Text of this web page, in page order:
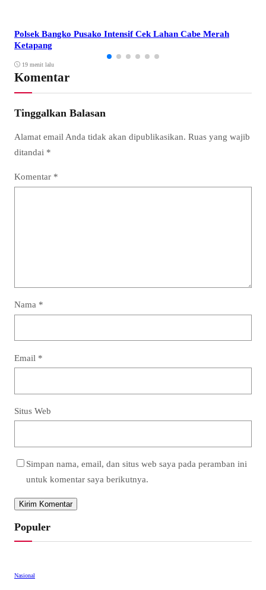
Polsek Bangko Pusako Intensif Cek Lahan Cabe Merah
Ketapang
19 menit lalu
Komentar
Tinggalkan Balasan
Alamat email Anda tidak akan dipublikasikan. Ruas yang wajib
ditandai *
Komentar *
Nama *
Email *
Situs Web
Simpan nama, email, dan situs web saya pada peramban ini
untuk komentar saya berikutnya.
Populer
Nasional